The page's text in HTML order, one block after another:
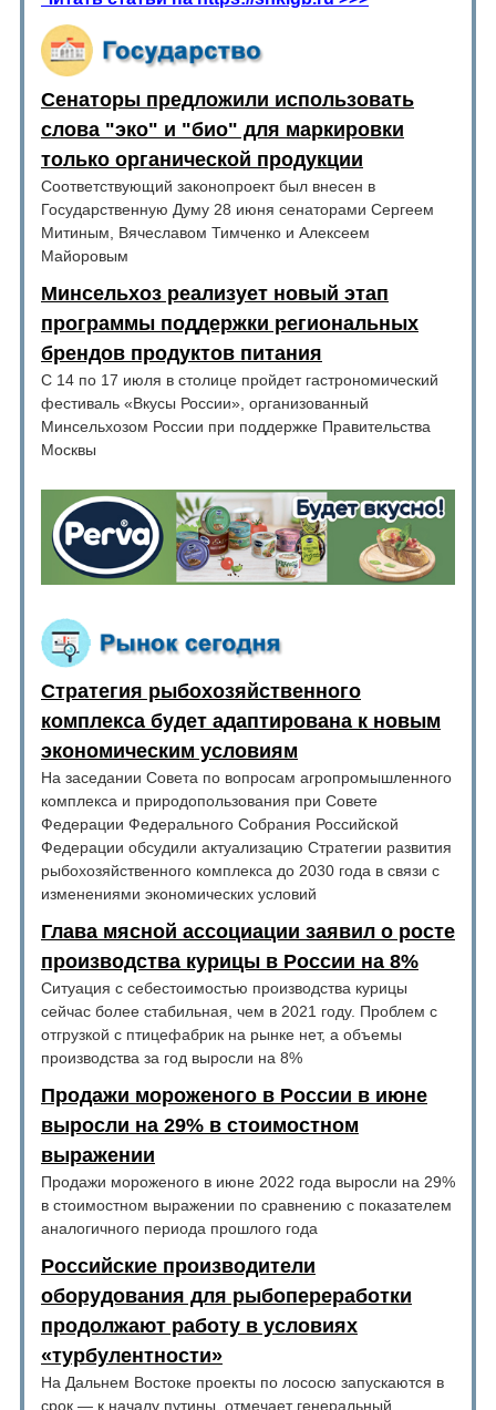
Сенаторы предложили использовать
слова "эко" и "био" для маркировки
только органической продукции
Соответствующий законопроект был внесен в
Государственную Думу 28 июня сенаторами Сергеем
Митиным, Вячеславом Тимченко и Алексеем
Майоровым
Минсельхоз реализует новый этап
программы поддержки региональных
брендов продуктов питания
С 14 по 17 июля в столице пройдет гастрономический
фестиваль «Вкусы России», организованный
Минсельхозом России при поддержке Правительства
Москвы
Стратегия рыбохозяйственного
комплекса будет адаптирована к новым
экономическим условиям
На заседании Совета по вопросам агропромышленного
комплекса и природопользования при Совете
Федерации Федерального Собрания Российской
Федерации обсудили актуализацию Стратегии развития
рыбохозяйственного комплекса до 2030 года в связи с
изменениями экономических условий
Глава мясной ассоциации заявил о росте
производства курицы в России на 8%
Ситуация с себестоимостью производства курицы
сейчас более стабильная, чем в 2021 году. Проблем с
отгрузкой с птицефабрик на рынке нет, а объемы
производства за год выросли на 8%
Продажи мороженого в России в июне
выросли на 29% в стоимостном
выражении
Продажи мороженого в июне 2022 года выросли на 29%
в стоимостном выражении по сравнению с показателем
аналогичного периода прошлого года
Российские производители
оборудования для рыбопереработки
продолжают работу в условиях
«турбулентности»
На Дальнем Востоке проекты по лососю запускаются в
срок — к началу путины, отмечает генеральный